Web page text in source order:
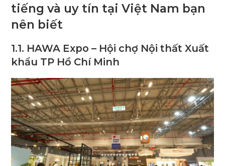
tiếng và uy tín tại Việt Nam bạn
nên biết
1.1. HAWA Expo – Hội chợ Nội thất Xuất
khẩu TP Hồ Chí Minh